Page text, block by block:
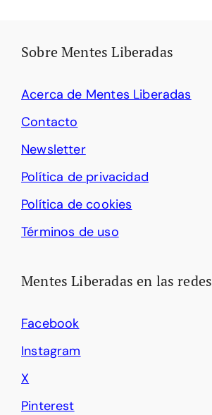
Sobre Mentes Liberadas
Acerca de Mentes Liberadas
Contacto
Newsletter
Política de privacidad
Política de cookies
Términos de uso
Mentes Liberadas en las redes
Facebook
Instagram
X
Pinterest